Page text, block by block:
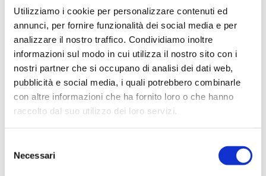
Utilizziamo i cookie per personalizzare contenuti ed
annunci, per fornire funzionalità dei social media e per
analizzare il nostro traffico. Condividiamo inoltre
informazioni sul modo in cui utilizza il nostro sito con i
nostri partner che si occupano di analisi dei dati web,
pubblicità e social media, i quali potrebbero combinarle
con altre informazioni che ha fornito loro o che hanno
raccolto dal suo utilizzo dei loro servizi.
delNecessari
Email
Mobile Phone
Request